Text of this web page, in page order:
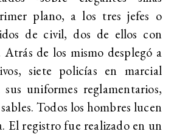
plano, a los tres jefes o
de civil, dos de ellos con
de los mismo desplegó a
siete policías en marcial
uniformes reglamentarios,
Todos los hombres lucen
El registro fue realizado en un